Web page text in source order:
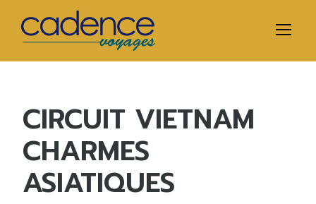
CIRCUIT VIETNAM
CHARMES
ASIATIQUES